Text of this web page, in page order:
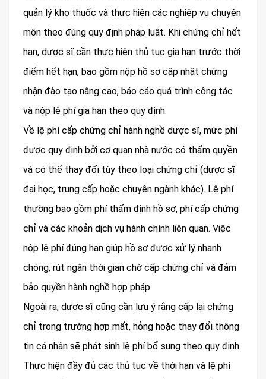
quản lý kho thuốc và thực hiện các nghiệp vụ chuyên
môn theo đúng quy định pháp luật. Khi chứng chỉ hết
hạn, dược sĩ cần thực hiện thủ tục gia hạn trước thời
điểm hết hạn, bao gồm nộp hồ sơ cập nhật chứng
nhận đào tạo nâng cao, báo cáo quá trình công tác
và nộp lệ phí gia hạn theo quy định.
Về lệ phí cấp chứng chỉ hành nghề dược sĩ, mức phí
được quy định bởi cơ quan nhà nước có thẩm quyền
và có thể thay đổi tùy theo loại chứng chỉ (dược sĩ
đại học, trung cấp hoặc chuyên ngành khác). Lệ phí
thường bao gồm phí thẩm định hồ sơ, phí cấp chứng
chỉ và các khoản dịch vụ hành chính liên quan. Việc
nộp lệ phí đúng hạn giúp hồ sơ được xử lý nhanh
chóng, rút ngắn thời gian chờ cấp chứng chỉ và đảm
bảo quyền hành nghề hợp pháp.
Ngoài ra, dược sĩ cũng cần lưu ý rằng cấp lại chứng
chỉ trong trường hợp mất, hỏng hoặc thay đổi thông
tin cá nhân sẽ phát sinh lệ phí bổ sung theo quy định.
Thực hiện đầy đủ các thủ tục về thời hạn và lệ phí